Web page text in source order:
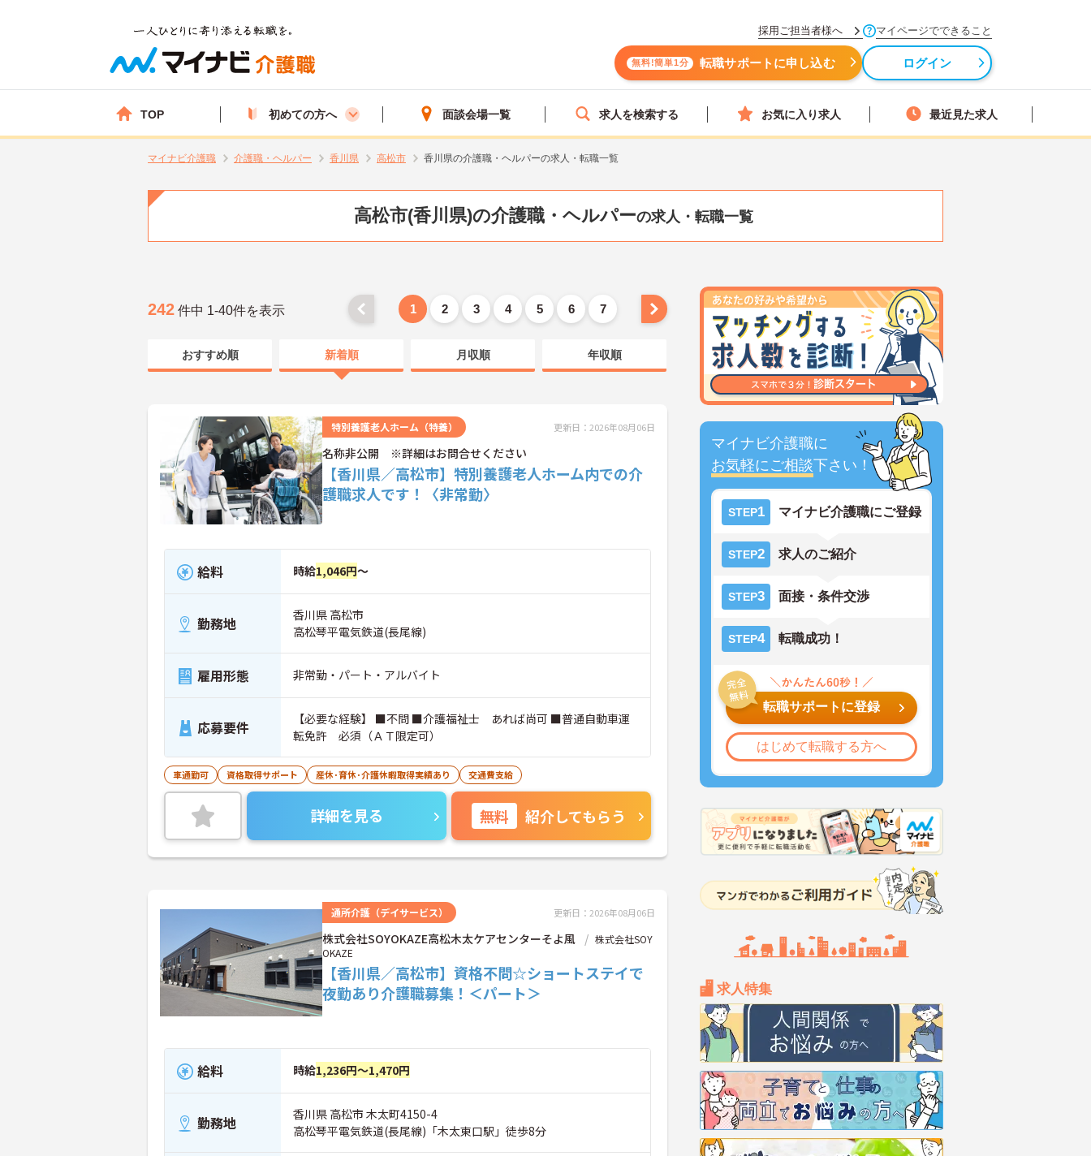
採用ご担当者様へ マイページでできること
無料!簡単1分 転職サポートに申し込む ログイン
TOP 初めての方へ 面談会場一覧 求人を検索する お気に入り求人 最近見た求人
マイナビ介護職 介護職・ヘルパー 香川県 高松市 香川県の介護職・ヘルパーの求人・転職一覧
高松市(香川県)の介護職・ヘルパーの求人・転職一覧
マイナビ介護職に
お気軽にご相談下さい！
STEP1 マイナビ介護職にご登録
STEP2 求人のご紹介
STEP3 面接・条件交渉
STEP4 転職成功！
転職サポートに登録
はじめて転職する方へ
求人特集
242 件中 1-40件を表示 1 2 3 4 5 6 7
おすすめ順 新着順 月収順 年収順
特別養護老人ホーム（特養） 更新日：2026年08月06日
名称非公開 ※詳細はお問合せください
【香川県／高松市】特別養護老人ホーム内での介
護職求人です！〈非常勤〉
給料 時給1,046円～
勤務地
香川県 高松市
高松琴平電気鉄道(長尾線)
雇用形態 非常勤・パート・アルバイト
応募要件
【必要な経験】 ■不問 ■介護福祉士 あれば尚可 ■普通自動車運
転免許 必須（ＡＴ限定可）
車通勤可 資格取得サポート 産休･育休･介護休暇取得実績あり 交通費支給
詳細を見る 無料 紹介してもらう
通所介護（デイサービス） 更新日：2026年08月06日
株式会社SOYOKAZE高松木太ケアセンターそよ風
株式会社SOY
OKAZE
【香川県／高松市】資格不問☆ショートステイで
夜勤あり介護職募集！＜パート＞
給料 時給1,236円～1,470円
勤務地
香川県 高松市 木太町4150-4
高松琴平電気鉄道(長尾線)「木太東口駅」徒歩8分